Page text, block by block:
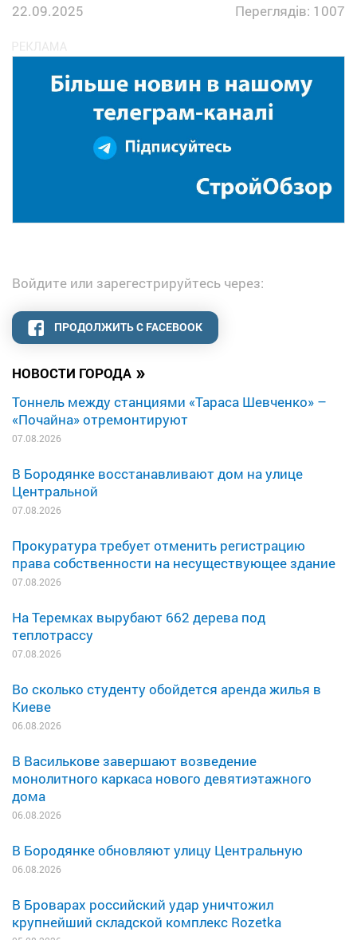
НОВОСТИ ГОРОДА »
Тоннель между станциями «Тараса Шевченко» –
«Почайна» отремонтируют
07.08.2026
В Бородянке восстанавливают дом на улице
Центральной
07.08.2026
Прокуратура требует отменить регистрацию
права собственности на несуществующее здание
07.08.2026
На Теремках вырубают 662 дерева под
теплотрассу
07.08.2026
Во сколько студенту обойдется аренда жилья в
Киеве
06.08.2026
В Василькове завершают возведение
монолитного каркаса нового девятиэтажного
дома
06.08.2026
В Бородянке обновляют улицу Центральную
06.08.2026
В Броварах российский удар уничтожил
крупнейший складской комплекс Rozetka
22.09.2025
Переглядів: 1007
Войдите или зарегестрируйтесь через:
ПРОДОЛЖИТЬ С FACEBOOK